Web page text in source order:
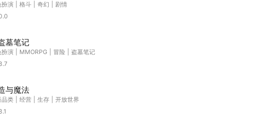
扮演 格斗 奇幻
剧情
墓笔记
扮演 MMORPG 冒险
盗墓笔记
与魔法
品类 经营 生存
开放世界